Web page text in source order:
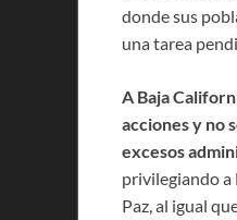
donde sus
una tarea
A Baja
acciones y no
excesos
privilegiando a
Paz, al igual